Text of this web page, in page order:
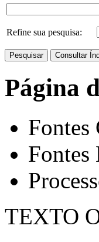
Refine sua pesquisa:
Página
Fontes
Fontes
TEXTO